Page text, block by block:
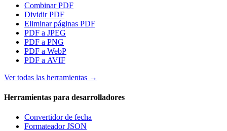
Combinar PDF
Dividir PDF
Eliminar páginas PDF
PDF a JPEG
PDF a PNG
PDF a WebP
PDF a AVIF
Ver todas las herramientas →
Herramientas para desarrolladores
Convertidor de fecha
Formateador JSON